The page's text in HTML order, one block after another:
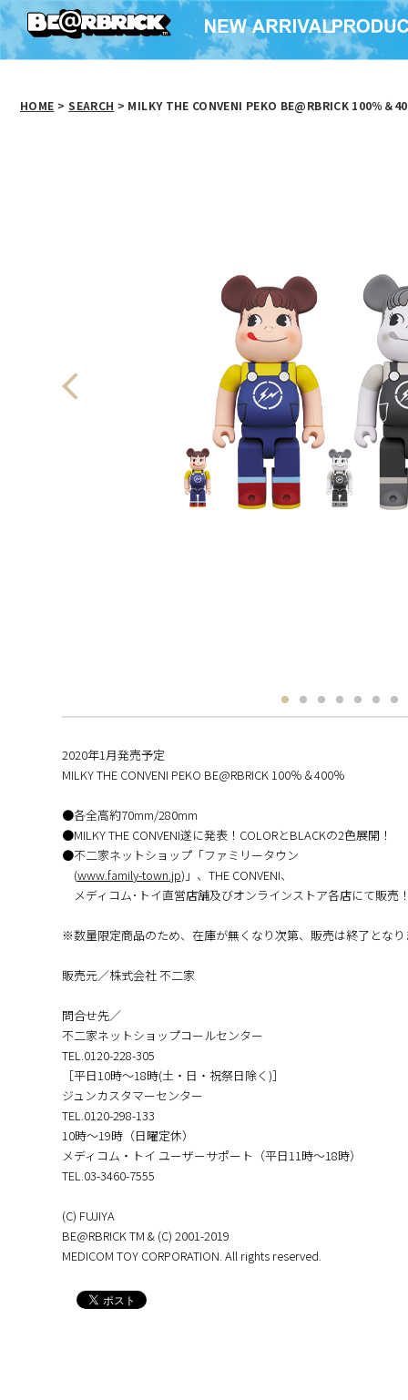
HOME > SEARCH > MILKY THE CONVENI PEKO BE@RBRICK 100％＆
2020年1月発売予定
MILKY THE CONVENI PEKO BE@RBRICK 100％＆400％
●各全高約70mm/280mm
●MILKY THE CONVENI遂に発表！COLORとBLACKの2色展開！
●不二家ネットショップ「ファミリータウン
(www.family-town.jp)」、THE CONVENI、
メディコム･トイ直営店舗及びオンラインストア各店にて販売
※数量限定商品のため、在庫が無くなり次第、販売は終了となり
販売元／株式会社 不二家
問合せ先／
不二家ネットショップコールセンター
TEL.0120-228-305
［平日10時～18時(土・日・祝祭日除く)］
ジュンカスタマーセンター
TEL.0120-298-133
10時～19時（日曜定休）
メディコム・トイ ユーザーサポート（平日11時～18時）
TEL.03-3460-7555
(C) FUJIYA
BE@RBRICK TM & (C) 2001-2019
MEDICOM TOY CORPORATION. All rights reserved.